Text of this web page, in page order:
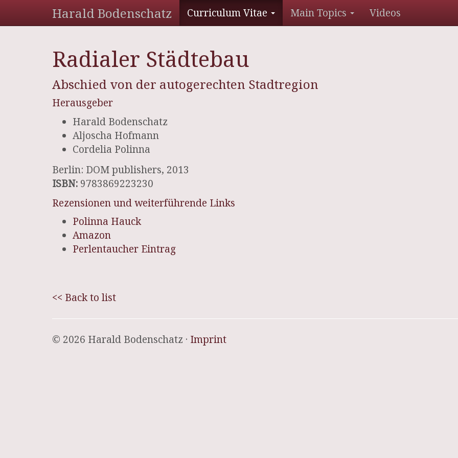
Harald Bodenschatz Curriculum Vitae Main Topics Videos
Radialer Städtebau
Abschied von der autogerechten Stadtregion
Herausgeber
Harald Bodenschatz
Aljoscha Hofmann
Cordelia Polinna
Berlin: DOM publishers, 2013
ISBN: 9783869223230
Rezensionen und weiterführende Links
Polinna Hauck
Amazon
Perlentaucher Eintrag
<< Back to list
© 2026 Harald Bodenschatz · Imprint